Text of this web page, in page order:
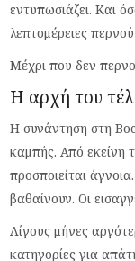
εντυπωσιάζει. Και
λεπτομέρειες
Μέχρι που δεν
Η αρχή του
Η συνάντηση στη
καμπής. Από εκείνη
προσποιείται
βαθαίνουν. Οι
Λίγους μήνες
κατηγορίες για